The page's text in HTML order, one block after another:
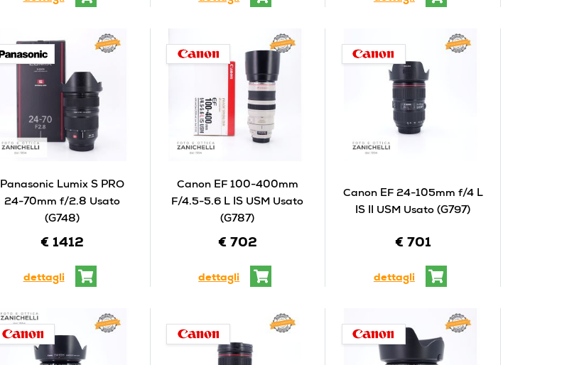
Panasonic Lumix S PRO
24-70mm f/2.8 Usato
(G748)
€ 1412
dettagli
Canon EF 100-400mm
F/4.5-5.6 L IS USM Usato
(G787)
€ 702
dettagli
Canon EF 24-105mm f/4 L
IS II USM Usato (G797)
€ 701
dettagli